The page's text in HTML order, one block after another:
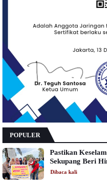
POPULER
Pastikan
Sekupang Beri
Dibaca kali